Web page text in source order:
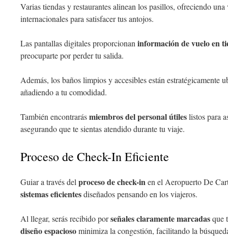
Varias tiendas y restaurantes alinean los pasillos, ofreciendo
internacionales para satisfacer tus antojos.
Las pantallas digitales proporcionan información de vuelo en
preocuparte por perder tu salida.
Además, los baños limpios y accesibles están estratégicamente
añadiendo a tu comodidad.
También encontrarásmiembros del personal útileslistos para
asegurando que te sientas atendido durante tu viaje.
Proceso de Check-In Eficiente
Guiar a través del proceso de check-inen el Aeropuerto De
sistemas eficientesdiseñados pensando en los viajeros.
Al llegar, serás recibido porseñales claramente marcadasque
diseño espaciosominimiza la congestión, facilitando la